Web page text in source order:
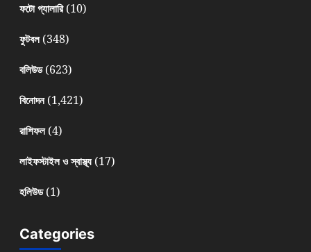
ফটো গ্যালারি(10)
ফুটবল(348)
বলিউড(623)
বিনোদন(1,421)
রাশিফল(4)
লাইফস্টাইল ও স্বাস্থ্য(17)
হলিউড(1)
Categories